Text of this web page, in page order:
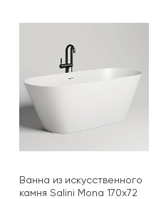
Ванна из искусственного
камня Salini Mona 170х72